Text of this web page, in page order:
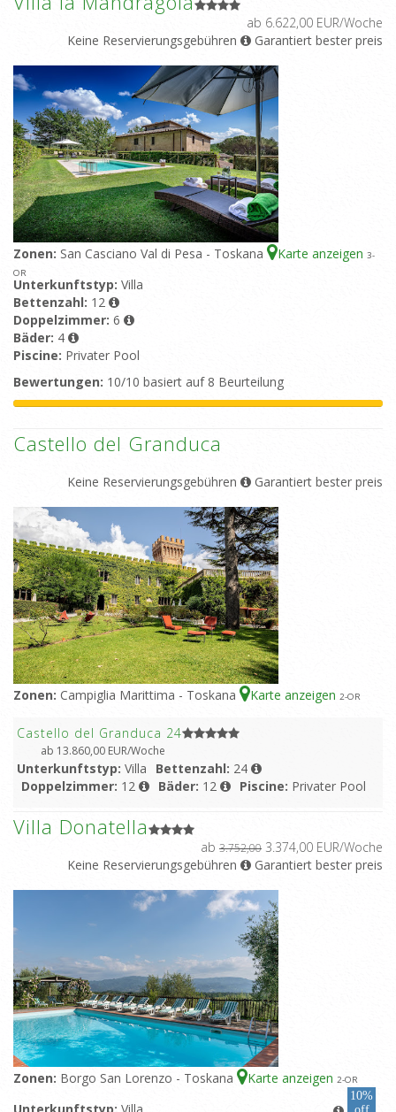
ab 6.622,00 EUR/Woche
Keine Reservierungsgebühren
Garantiert bester preis
Zonen: San Casciano Val di Pesa - Toskana Karte anzeigen 3-
OR
Unterkunftstyp: Villa
Bettenzahl: 12
Doppelzimmer: 6
Bäder: 4
Piscine: Privater Pool
Bewertungen: 10/10 basiert auf 8 Beurteilung
Castello del Granduca
Keine Reservierungsgebühren Garantiert bester preis
Zonen: Campiglia Marittima - Toskana Karte anzeigen 2-OR
Castello del Granduca 24
ab 13.860,00 EUR/Woche
Unterkunftstyp: Villa Bettenzahl: 24
Doppelzimmer: 12 Bäder: 12 Piscine: Privater Pool
Villa Donatella
ab 3.752,00 3.374,00 EUR/Woche
Keine Reservierungsgebühren
Garantiert bester preis
Zonen: Borgo San Lorenzo - Toskana Karte anzeigen 2-OR
10%
off
Unterkunftstyp: Villa